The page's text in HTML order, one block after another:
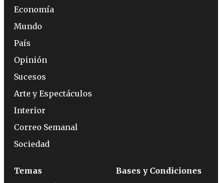
Economía
Mundo
País
Opinión
Sucesos
Arte y Espectáculos
Interior
Correo Semanal
Sociedad
Temas
Bases y Condiciones